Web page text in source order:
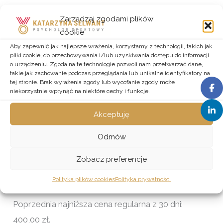
Zarządzaj zgodami plików
cookie
Aby zapewnić jak najlepsze wrażenia, korzystamy z technologii, takich jak
pliki cookie, do przechowywania i/lub uzyskiwania dostępu do informacji
o urządzeniu. Zgoda na te technologie pozwoli nam przetwarzać dane,
takie jak zachowanie podczas przeglądania lub unikalne identyfikatory na
tej stronie. Brak wyrażenia zgody lub wycofanie zgody może
niekorzystnie wpłynąć na niektóre cechy i funkcje.
Akceptuję
Odmów
Zobacz preferencje
Polityka plików cookiesPolityka prywatności
Strona główna/Bez kategorii/ Usługa
psychologiczna, pierwsza konsultacja
Usługa psychologiczna,
pierwsza konsultacja
400,00zł
Poprzednia najniższa cena regularna z 30 dni:
400,00 zł.